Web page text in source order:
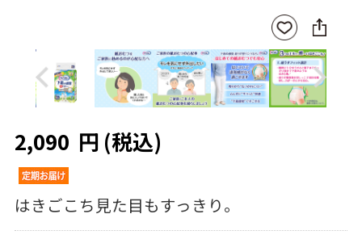
お気
に入
りに
登録
SNS
に
シ
ェ
ア
Previous Next
2,090 円 (税込)
はきごこち見た目もすっきり。